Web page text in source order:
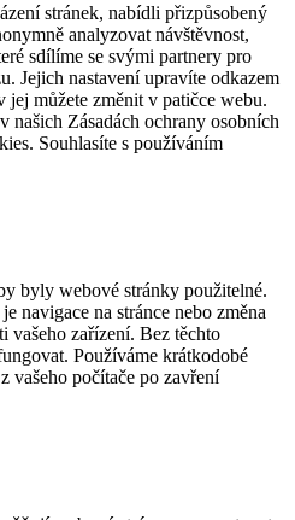
stránek, nabídli přizpůsobený
analyzovat návštěvnost,
sdílíme se svými partnery pro
Jejich nastavení upravíte odkazem
můžete změnit v patičce webu.
našich Zásadách ochrany osobních
Souhlasíte s používáním
byly webové stránky použitelné.
navigace na stránce nebo změna
vašeho zařízení. Bez těchto
Používáme krátkodobé
vašeho počítače po zavření